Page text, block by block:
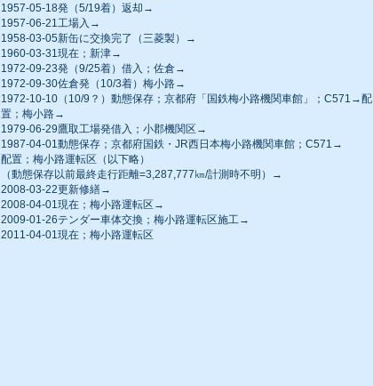
1957-05-18発（5/19着）返却→
1957-06-21工場入→
1958-03-05新缶に交換完了（三菱製）→
1960-03-31現在；新津→
1972-09-23発（9/25着）借入；佐倉→
1972-09-30佐倉発（10/3着）梅小路→
1972-10-10（10/9？）動態保存；京都府「国鉄梅小路機関車館」；C571→配
置；梅小路→
1979-06-29鷹取工場発借入；小郡機関区→
1987-04-01動態保存；京都府国鉄・JR西日本梅小路機関車館；C571→
配置；梅小路運転区（以下略）
（動態保存以前最終走行距離=3,287,777㎞/計測時不明）→
2008-03-22更新修繕→
2008-04-01現在；梅小路運転区→
2009-01-26テンダー車体交換；梅小路運転区施工→
2011-04-01現在；梅小路運転区